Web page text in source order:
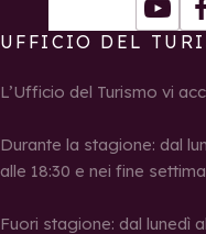
Youtube
UFFICIO DEL
L’Ufficio del Turismo vi
Durante la stagione: dal
alle 18:30 e nei fine
Fuori stagione: dal lunedì